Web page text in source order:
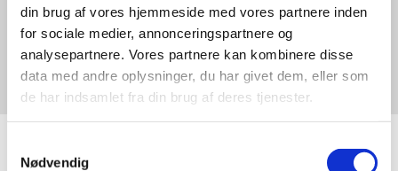
din brug af vores hjemmeside med vores partnere inden
for sociale medier, annonceringspartnere og
analysepartnere. Vores partnere kan kombinere disse
data med andre oplysninger, du har givet dem, eller som
de har indsamlet fra din brug af deres tjenester.
Nødvendig